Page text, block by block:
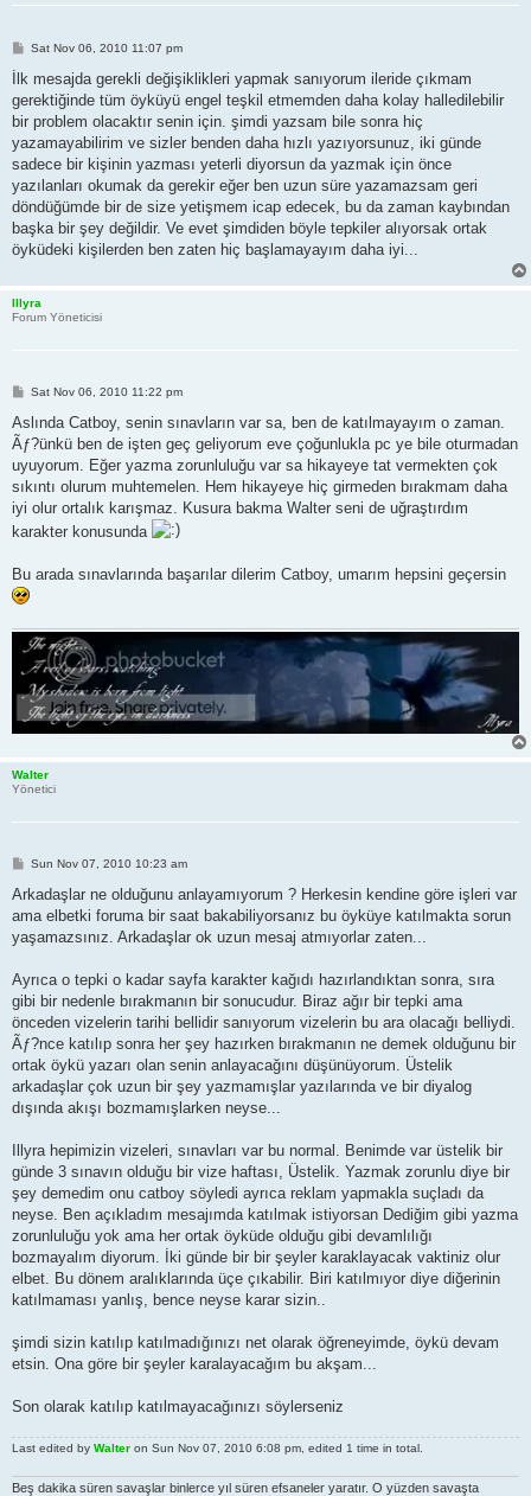
P
s
Sat Nov 06, 2010 11:07 pm
İlk mesajda gerekli değişiklikleri yapmak sanıyorum ileride çıkmam
gerektiğinde tüm öyküyü engel teşkil etmemden daha kolay halledilebilir
bir problem olacaktır senin için. şimdi yazsam bile sonra hiç
yazamayabilirim ve sizler benden daha hızlı yazıyorsunuz, iki günde
sadece bir kişinin yazması yeterli diyorsun da yazmak için önce
yazılanları okumak da gerekir eğer ben uzun süre yazamazsam geri
döndüğümde bir de size yetişmem icap edecek, bu da zaman kaybından
başka bir şey değildir. Ve evet şimdiden böyle tepkiler alıyorsak ortak
öyküdeki kişilerden ben zaten hiç başlamayayım daha iyi...
Illyra
Forum Yöneticisi
P
s
Sat Nov 06, 2010 11:22 pm
Aslında Catboy, senin sınavların var sa, ben de katılmayayım o zaman.
Ãƒ?ünkü ben de işten geç geliyorum eve çoğunlukla pc ye bile oturmadan
uyuyorum. Eğer yazma zorunluluğu var sa hikayeye tat vermekten çok
sıkıntı olurum muhtemelen. Hem hikayeye hiç girmeden bırakmam daha
iyi olur ortalık karışmaz. Kusura bakma Walter seni de uğraştırdım
karakter konusunda
Bu arada sınavlarında başarılar dilerim Catboy, umarım hepsini geçersin
Walter
Yönetici
P
s
Sun Nov 07, 2010 10:23 am
Arkadaşlar ne olduğunu anlayamıyorum ? Herkesin kendine göre işleri var
ama elbetki foruma bir saat bakabiliyorsanız bu öyküye katılmakta sorun
yaşamazsınız. Arkadaşlar ok uzun mesaj atmıyorlar zaten...
Ayrıca o tepki o kadar sayfa karakter kağıdı hazırlandıktan sonra, sıra
gibi bir nedenle bırakmanın bir sonucudur. Biraz ağır bir tepki ama
önceden vizelerin tarihi bellidir sanıyorum vizelerin bu ara olacağı belliydi.
Ãƒ?nce katılıp sonra her şey hazırken bırakmanın ne demek olduğunu bir
ortak öykü yazarı olan senin anlayacağını düşünüyorum. Üstelik
arkadaşlar çok uzun bir şey yazmamışlar yazılarında ve bir diyalog
dışında akışı bozmamışlarken neyse...
Illyra hepimizin vizeleri, sınavları var bu normal. Benimde var üstelik bir
günde 3 sınavın olduğu bir vize haftası, Üstelik. Yazmak zorunlu diye bir
şey demedim onu catboy söyledi ayrıca reklam yapmakla suçladı da
neyse. Ben açıkladım mesajımda katılmak istiyorsan Dediğim gibi yazma
zorunluluğu yok ama her ortak öyküde olduğu gibi devamlılığı
bozmayalım diyorum. İki günde bir bir şeyler karaklayacak vaktiniz olur
elbet. Bu dönem aralıklarında üçe çıkabilir. Biri katılmıyor diye diğerinin
katılmaması yanlış, bence neyse karar sizin..
şimdi sizin katılıp katılmadığınızı net olarak öğreneyimde, öykü devam
etsin. Ona göre bir şeyler karalayacağım bu akşam...
Son olarak katılıp katılmayacağınızı söylerseniz
Last edited by Walter on Sun Nov 07, 2010 6:08 pm, edited 1 time in total.
Beş dakika süren savaşlar binlerce yıl süren efsaneler yaratır. O yüzden savaşta